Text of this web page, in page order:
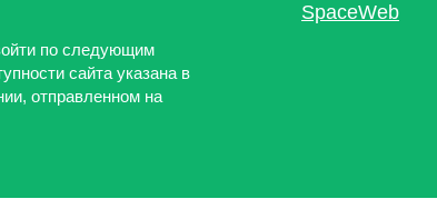
по следующим
сайта указана в
отправленном на
SpaceWeb